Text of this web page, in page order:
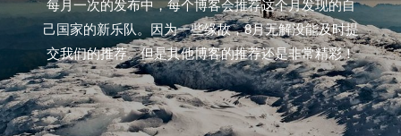
己国家的新乐队。因为一些缘故，8月无解没能及时提
交我们的推荐。但是其他博客的推荐还是非常精彩！